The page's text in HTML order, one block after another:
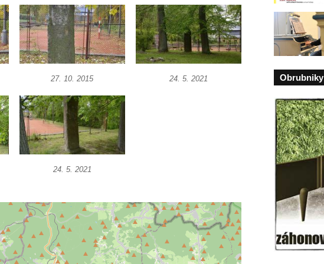
27. 10. 2015 24. 5. 2021
24. 5. 2021
Obrubniky